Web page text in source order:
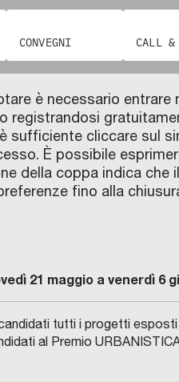
CONVEGNI CALL &
è necessario
registrandosi
sufficiente cliccare sul
È possibile
della coppa indica
fino alla
21 maggio a venerdì 6
tutti i progetti
al Premio